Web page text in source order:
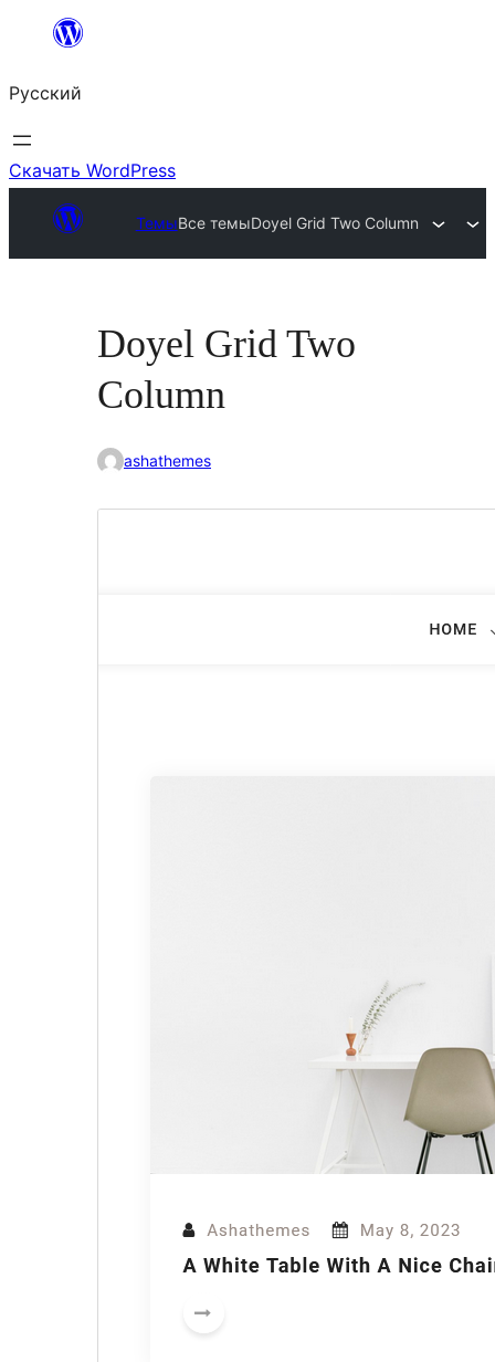
Перейти
содержимому
Русский
Скачать WordPress
ТемыВсе темыDoyel Grid Two Column
Doyel Grid Two
Column
ashathemes